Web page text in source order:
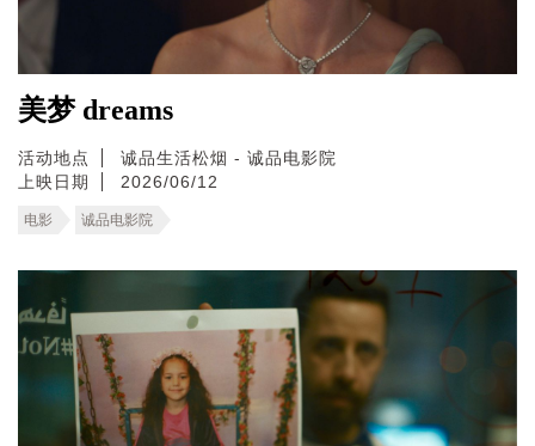
美梦 dreams
活动地点
诚品生活松烟 - 诚品电影院
上映日期
2026/06/12
电影 诚品电影院